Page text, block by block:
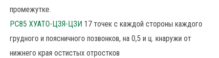
промежутке.
РС85 ХУАТО-ЦЗЯ-ЦЗИ 17 точек с каждой стороны каждого
грудного и поясничного позвонков, на 0,5 и ц. кнаружи от
нижнего края остистых отростков